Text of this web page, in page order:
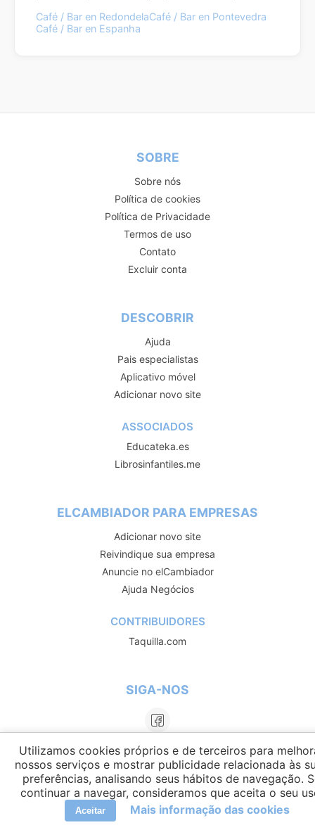
Café / Bar en RedondelaCafé / Bar en Pontevedra
Café / Bar en Espanha
SOBRE
Sobre nós
Política de cookies
Política de Privacidade
Termos de uso
Contato
Excluir conta
DESCOBRIR
Ajuda
Pais especialistas
Aplicativo móvel
Adicionar novo site
ASSOCIADOS
Educateka.es
Librosinfantiles.me
ELCAMBIADOR PARA EMPRESAS
Adicionar novo site
Reivindique sua empresa
Anuncie no elCambiador
Ajuda Negócios
CONTRIBUIDORES
Taquilla.com
SIGA-NOS
Utilizamos cookies próprios e de terceiros para
nossos serviços e mostrar publicidade relacionada às
preferências, analisando seus hábitos de navegação.
continuar a navegar, consideramos que aceita o seu
Aceitar Mais informação das cookies